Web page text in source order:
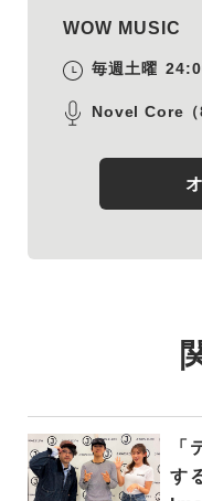
WOW MUSIC
毎週土曜
Novel Core（
「
す